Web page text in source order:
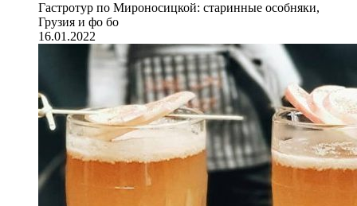
Гастротур по Мироносицкой: старинные особняки,
Грузия и фо бо
16.01.2022